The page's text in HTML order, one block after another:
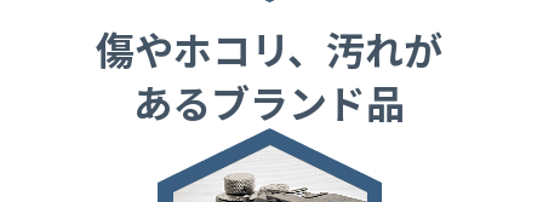
傷やホコリ、汚れが
あるブランド品